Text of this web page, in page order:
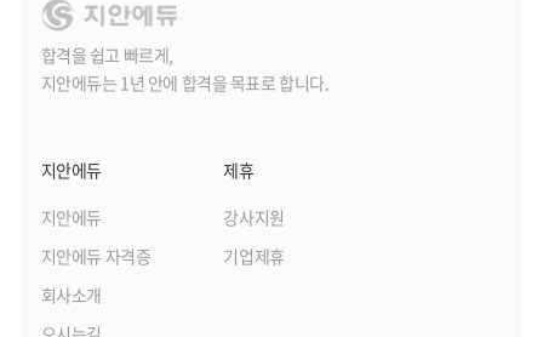
합격을 쉽고 빠르게,
지안에듀는 1년 안에 합격을 목표로 합니다.
지안에듀
지안에듀
지안에듀 자격증
회사소개
제휴
강사지원
기업제휴